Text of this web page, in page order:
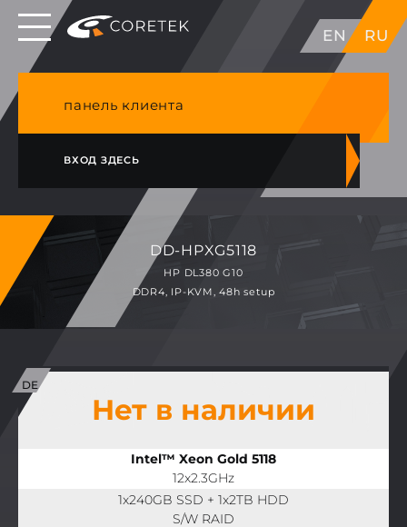
EN RU
Выделенные серверы в ЕС, Японии, ГК, США
NVME VPS & cPanel премиум хостинг в
панель клиента
ВХОД ЗДЕСЬ
DD-HPXG5118
HP DL380 G10
DDR4, IP-KVM, 48h setup
Нет в наличии
Intel™ Xeon Gold 5118
12x2.3GHz
1x240GB SSD + 1x2TB HDD
S/W RAID